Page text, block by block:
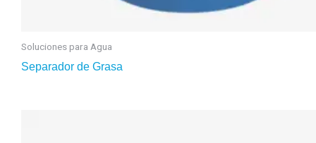
Soluciones para Agua
Separador de Grasa